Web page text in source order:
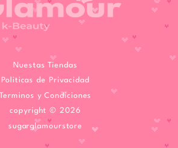
Nuestas Tiendas
Politicas de Privacidad
Terminos y Condiciones
copyright © 2026
sugarglamourstore